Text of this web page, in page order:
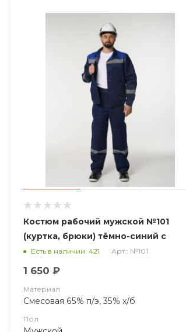
Костюм рабочий мужской №101
(куртка, брюки) тёмно-синий с
васильковым (ЧЗ)
Есть в наличии: 421 Арт.: №101
1 650 ₽
Материал
Смесовая 65% п/э, 35% х/б
Пол